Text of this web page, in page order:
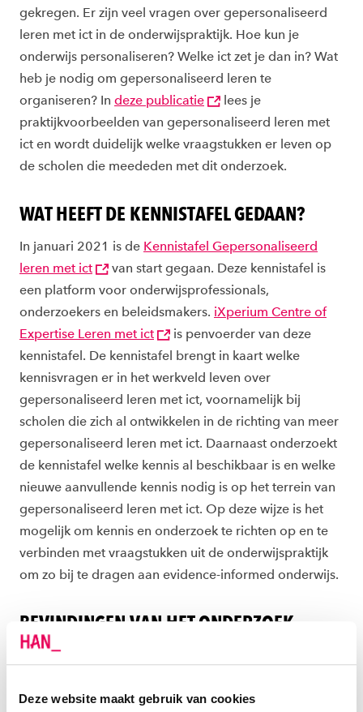
Deze website maakt gebruik van cookies
gekregen. Er zijn veel vragen over gepersonaliseerd
leren met ict in de onderwijspraktijk. Hoe kun je
onderwijs personaliseren? Welke ict zet je dan in? Wat
heb je nodig om gepersonaliseerd leren te
organiseren? In deze publicatie
lees je
praktijkvoorbeelden van gepersonaliseerd leren met
ict en wordt duidelijk welke vraagstukken er leven op
de scholen die meededen met dit onderzoek.
WAT HEEFT DE KENNISTAFEL GEDAAN?
In januari 2021 is de Kennistafel Gepersonaliseerd
leren met ict
van start gegaan. Deze kennistafel is
een platform voor onderwijsprofessionals,
onderzoekers en beleidsmakers. iXperium Centre of
Expertise Leren met ict
is penvoerder van deze
kennistafel. De kennistafel brengt in kaart welke
kennisvragen er in het werkveld leven over
gepersonaliseerd leren met ict, voornamelijk bij
scholen die zich al ontwikkelen in de richting van meer
gepersonaliseerd leren met ict. Daarnaast onderzoekt
de kennistafel welke kennis al beschikbaar is en welke
nieuwe aanvullende kennis nodig is op het terrein van
gepersonaliseerd leren met ict. Op deze wijze is het
mogelijk om kennis en onderzoek te richten op en te
verbinden met vraagstukken uit de onderwijspraktijk
om zo bij te dragen aan evidence-informed onderwijs.
BEVINDINGEN VAN HET ONDERZOEK
De praktijkleden van de kennistafel hebben
met ict. Deze vragen bleken veelal complex en